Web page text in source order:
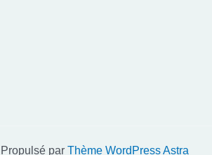
par Thème WordPress Astra